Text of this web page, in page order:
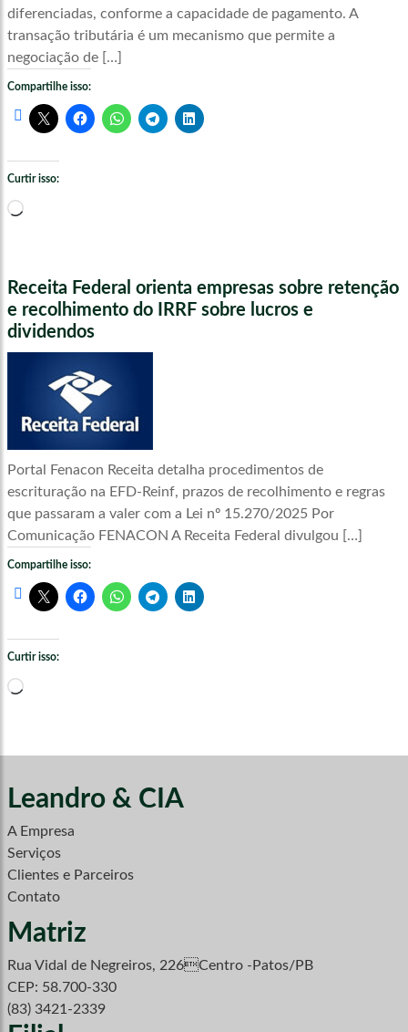
diferenciadas, conforme a capacidade de pagamento. A
transação tributária é um mecanismo que permite a
negociação de […]
Compartilhe isso:
Curtir isso:
Carregando...
Receita Federal orienta empresas sobre retenção
e recolhimento do IRRF sobre lucros e
dividendos
Portal Fenacon Receita detalha procedimentos de
escrituração na EFD-Reinf, prazos de recolhimento e regras
que passaram a valer com a Lei nº 15.270/2025 Por
Comunicação FENACON A Receita Federal divulgou […]
Compartilhe isso:
Curtir isso:
Carregando...
Leandro & CIA
A Empresa
Serviços
Clientes e Parceiros
Contato
Matriz
Rua Vidal de Negreiros, 226Centro -Patos/PB
CEP: 58.700-330
(83) 3421-2339